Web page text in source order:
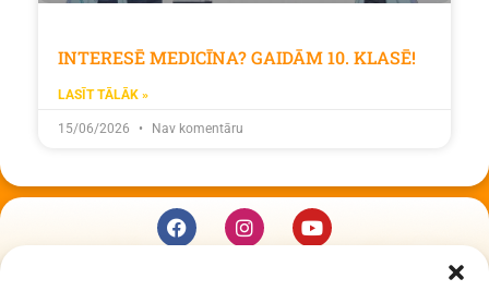
INTERESĒ MEDICĪNA? GAIDĀM 10. KLASĒ!
LASĪT TĀLĀK »
15/06/2026 Nav komentāru